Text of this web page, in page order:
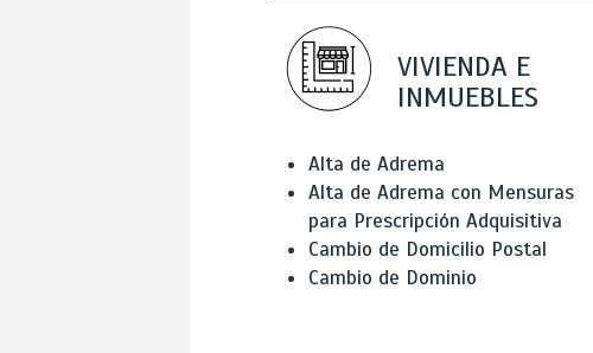
VIVIENDA E
INMUEBLES
Alta de Adrema
Alta de Adrema con Mensuras
para Prescripción Adquisitiva
Cambio de Domicilio Postal
Cambio de Dominio